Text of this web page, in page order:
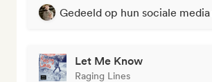
Gedeeld op hun sociale media
Let Me Know
Raging Lines